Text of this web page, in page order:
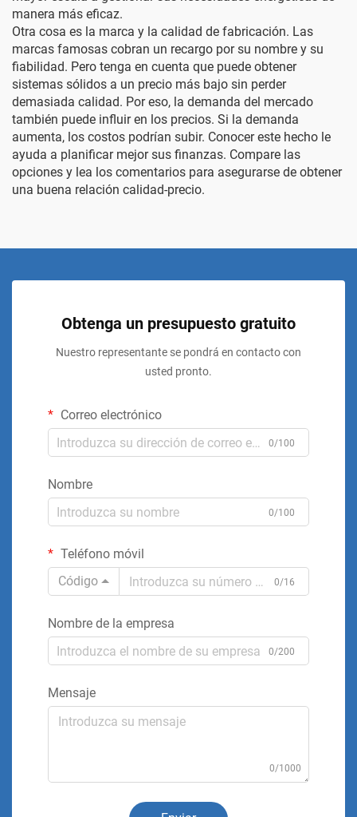
manera más eficaz.
Otra cosa es la marca y la calidad de fabricación. Las
marcas famosas cobran un recargo por su nombre y su
fiabilidad. Pero tenga en cuenta que puede obtener
sistemas sólidos a un precio más bajo sin perder
demasiada calidad. Por eso, la demanda del mercado
también puede influir en los precios. Si la demanda
aumenta, los costos podrían subir. Conocer este hecho le
ayuda a planificar mejor sus finanzas. Compare las
opciones y lea los comentarios para asegurarse de obtener
una buena relación calidad-precio.
Obtenga un presupuesto gratuito
Nuestro representante se pondrá en contacto con
usted pronto.
Correo electrónico
0/100
Nombre
0/100
Teléfono móvil
Código
0/16
Nombre de la empresa
0/200
Mensaje
0/1000